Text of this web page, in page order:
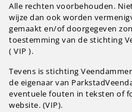
Alle rechten voorbehouden.
wijze dan ook worden
gemaakt en/of doorgegeven
toestemming van de stichting
( VIP ).
Tevens is stichting
de eigenaar van
eventuele fouten in teksten of
website. (VIP).